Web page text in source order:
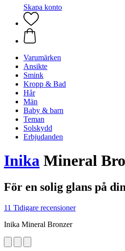
Skapa konto
Varumärken
Ansikte
Smink
Kropp & Bad
Hår
Män
Baby & barn
Teman
Solskydd
Erbjudanden
Inika Mineral
För en solig glans på
11 Tidigare recensioner
Inika Mineral Bronzer